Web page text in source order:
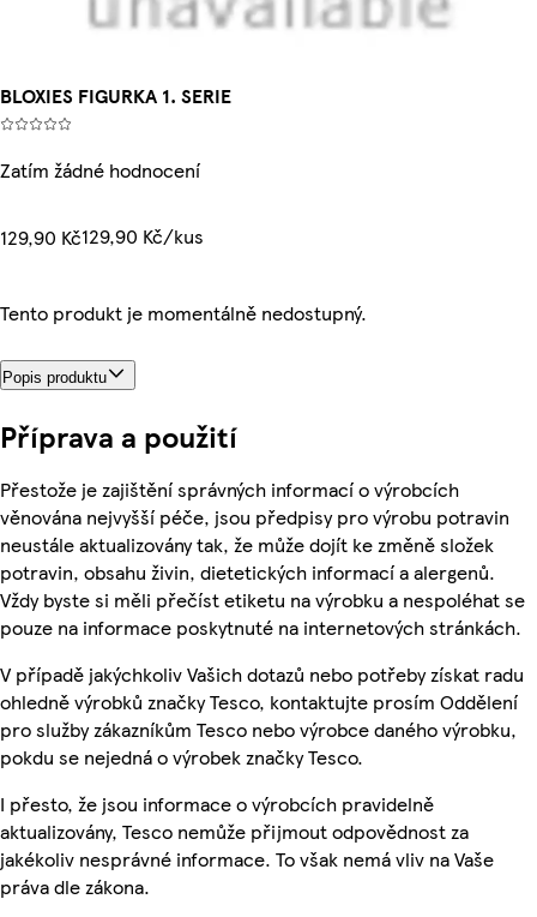
BLOXIES FIGURKA 1. SERIE
Zatím žádné hodnocení
129,90 Kč129,90 Kč/kus
Tento produkt je momentálně nedostupný.
Popis produktu
Příprava a použití
Přestože je zajištění správných informací o výrobcích
věnována nejvyšší péče, jsou předpisy pro výrobu potravin
neustále aktualizovány tak, že může dojít ke změně složek
potravin, obsahu živin, dietetických informací a alergenů.
Vždy byste si měli přečíst etiketu na výrobku a nespoléhat se
pouze na informace poskytnuté na internetových stránkách.
V případě jakýchkoliv Vašich dotazů nebo potřeby získat radu
ohledně výrobků značky Tesco, kontaktujte prosím Oddělení
pro služby zákazníkům Tesco nebo výrobce daného výrobku,
pokdu se nejedná o výrobek značky Tesco.
I přesto, že jsou informace o výrobcích pravidelně
aktualizovány, Tesco nemůže přijmout odpovědnost za
jakékoliv nesprávné informace. To však nemá vliv na Vaše
práva dle zákona.